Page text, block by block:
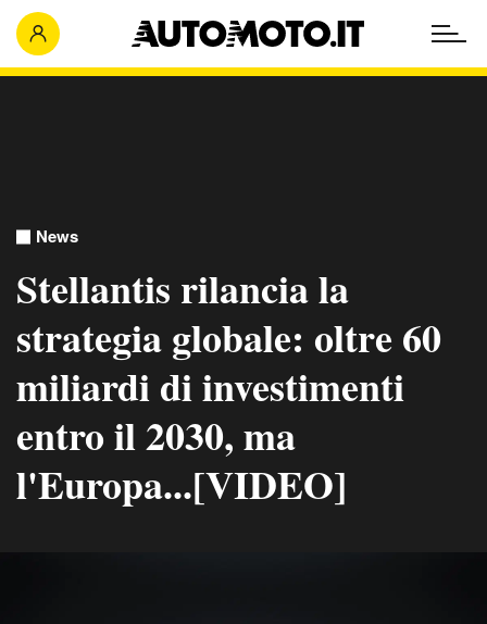
News
Stellantis rilancia la
strategia globale: oltre 60
miliardi di investimenti
entro il 2030, ma
l'Europa...[VIDEO]